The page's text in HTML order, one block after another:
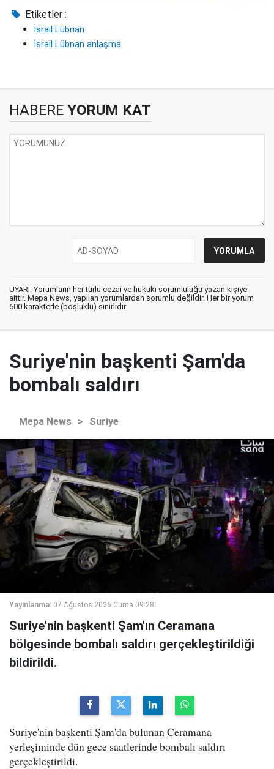
Etiketler :
İsrail Lübnan
İsrail Lübnan anlaşma
HABERE YORUM KAT
UYARI: Yorumların her türlü cezai ve hukuki sorumluluğu yazan kişiye
aittir. Mepa News, yapılan yorumlardan sorumlu değildir. Her bir yorum
600 karakterle (boşluklu) sınırlıdır.
Suriye'nin başkenti Şam'da
bombalı saldırı
Mepa News > Suriye
Yayınlanma: 07 Ağustos 2026 Cuma 09:28
Suriye'nin başkenti Şam'ın Ceramana
bölgesinde bombalı saldırı gerçekleştirildiği
bildirildi.
Suriye'nin başkenti Şam'da bulunan Ceramana
yerleşiminde dün gece saatlerinde bombalı saldırı
gerçekleştirildi.